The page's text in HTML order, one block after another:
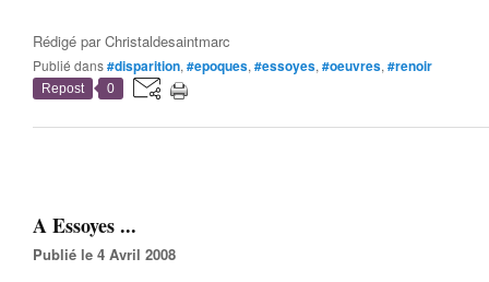
Rédigé parChristaldesaintmarc
Publié dans#disparition, #epoques, #essoyes, #oeuvres, #renoir
Repost 0
A Essoyes ...
Publié le 4 Avril 2008